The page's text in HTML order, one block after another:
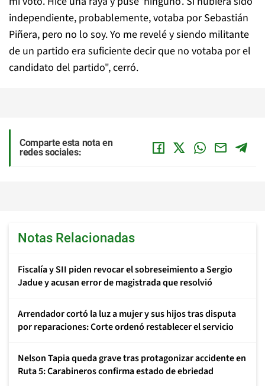
independiente, probablemente, votaba por Sebastián
Piñera, pero no lo soy. Yo me revelé y siendo militante
de un partido era suficiente decir que no votaba por el
candidato del partido", cerró.
Comparte esta nota en
redes sociales:
Notas Relacionadas
Fiscalía y SII piden revocar el sobreseimiento a Sergio
Jadue y acusan error de magistrada que resolvió
Arrendador cortó la luz a mujer y sus hijos tras disputa
por reparaciones: Corte ordenó restablecer el servicio
Nelson Tapia queda grave tras protagonizar accidente en
Ruta 5: Carabineros confirma estado de ebriedad